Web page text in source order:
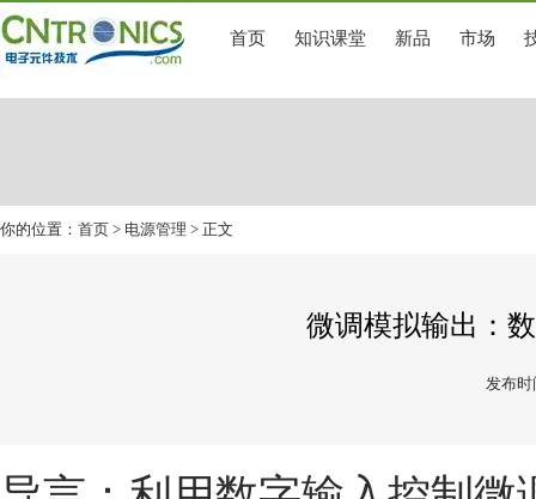
首页 知识课堂 新品 市场
你的位置： 首页 > 电源管理 > 正文
微调模拟输出：
发布时